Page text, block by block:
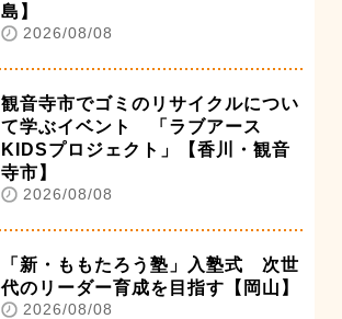
島】
2026/08/08
観音寺市でゴミのリサイクルについ
て学ぶイベント 「ラブアース
KIDSプロジェクト」【香川・観音
寺市】
2026/08/08
「新・ももたろう塾」入塾式 次世
代のリーダー育成を目指す【岡山】
2026/08/08